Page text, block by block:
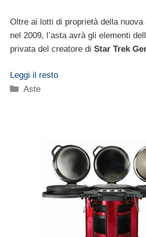
Oltre ai lotti di proprietà della nuova
nel 2009, l’asta avrà gli elementi
privata del creatore di Star Trek
Leggi il resto
Categorie
Aste